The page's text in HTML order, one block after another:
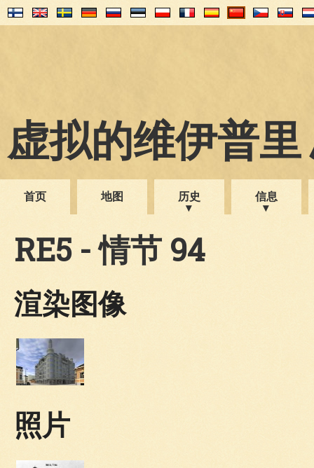
虚拟的维伊普里
首页 地图 历史 信息
RE5 - 情节 94
渲染图像
照片